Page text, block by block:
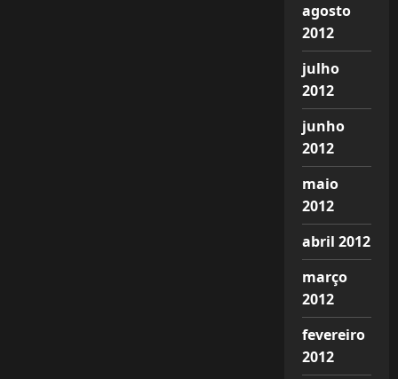
agosto
2012
julho
2012
junho
2012
maio
2012
abril 2012
março
2012
fevereiro
2012